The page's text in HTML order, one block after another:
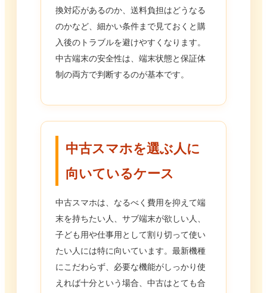
換対応があるのか、送料負担はどうなる
のかなど、細かい条件まで見ておくと購
入後のトラブルを避けやすくなります。
中古端末の安全性は、端末状態と保証体
制の両方で判断するのが基本です。
中古スマホを選ぶ人に
向いているケース
中古スマホは、なるべく費用を抑えて端
末を持ちたい人、サブ端末が欲しい人、
子ども用や仕事用として割り切って使い
たい人には特に向いています。最新機種
にこだわらず、必要な機能がしっかり使
えれば十分という場合、中古はとても合